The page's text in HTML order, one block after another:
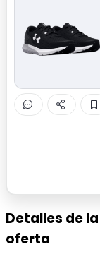
Detalles de la
oferta